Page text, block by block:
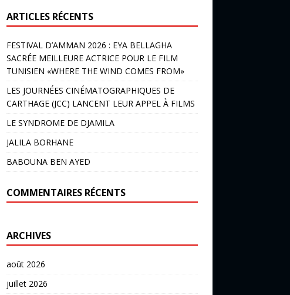
ARTICLES RÉCENTS
FESTIVAL D’AMMAN 2026 : EYA BELLAGHA
SACRÉE MEILLEURE ACTRICE POUR LE FILM
TUNISIEN «WHERE THE WIND COMES FROM»
LES JOURNÉES CINÉMATOGRAPHIQUES DE
CARTHAGE (JCC) LANCENT LEUR APPEL À FILMS
LE SYNDROME DE DJAMILA
JALILA BORHANE
BABOUNA BEN AYED
COMMENTAIRES RÉCENTS
ARCHIVES
août 2026
juillet 2026